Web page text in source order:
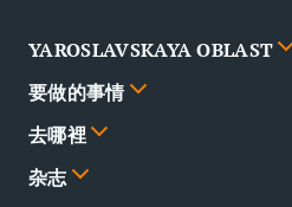
YAROSLAVSKAYA OBLAST
城市
新闻
夥伴
要做的事情
功能
路線
去哪裡
剧照
杂志